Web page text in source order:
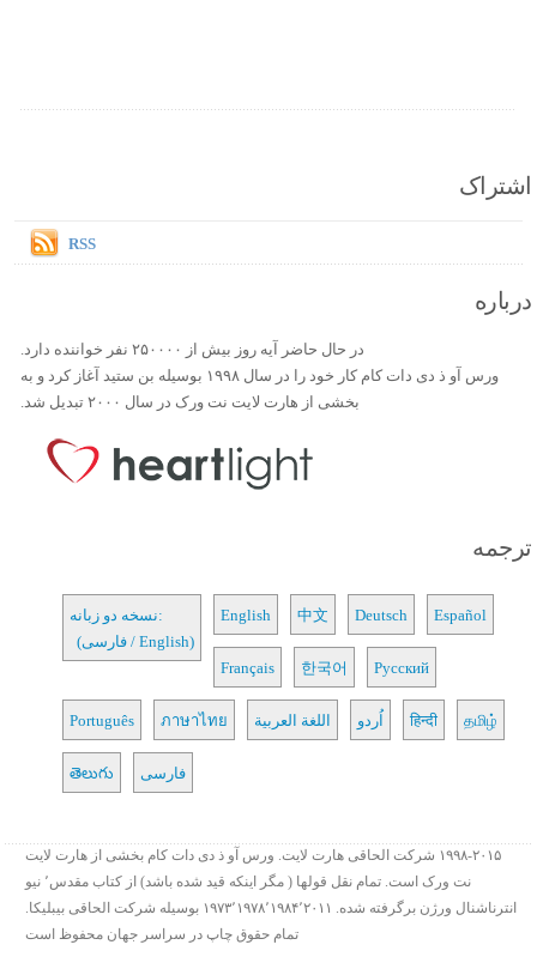
اشتراک
RSS
درباره
در حال حاضر آیه روز بیش از ۲۵۰۰۰۰ نفر خواننده دارد.
ورس آو ذ دی دات کام کار خود را در سال ۱۹۹۸ بوسیله بن ستید آغاز کرد و به
بخشی از هارت لایت نت ورک در سال ۲۰۰۰ تبدیل شد.
ترجمه
نسخه دو زبانه:
(فارسی / English)
English 中文 Deutsch Español
Français 한국어 Русский
Português ภาษาไทย اللغة العربية اُردو हिन्दी தமிழ்
తెలుగు فارسی
۱۹۹۸-۲۰۱۵ شرکت الحاقی هارت لایت. ورس آو ذ دی دات کام بخشی از هارت لایت
نت ورک است. تمام نقل قولها ( مگر اینکه قید شده باشد) از کتاب مقدس٬ نیو
انترناشنال ورژن برگرفته شده. ۱۹۷۳٬۱۹۷۸٬۱۹۸۴٬۲۰۱۱ بوسیله شرکت الحاقی بیبلیکا.
تمام حقوق چاپ در سراسر جهان محفوظ است